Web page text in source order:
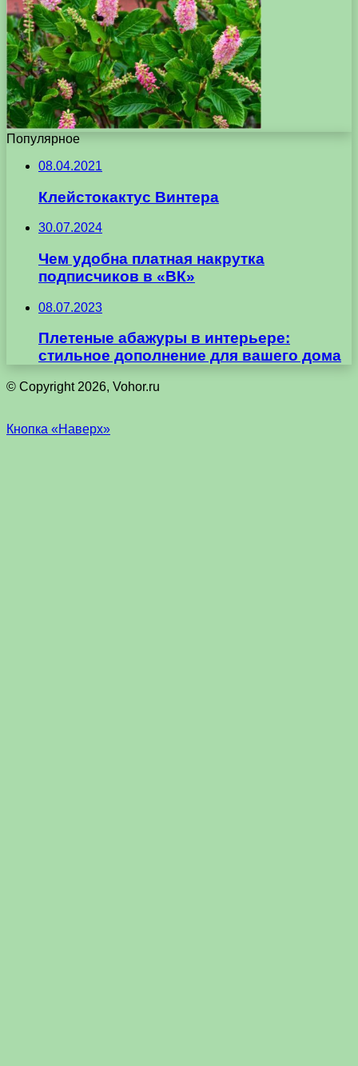
Популярное
08.04.2021
Клейстокактус Винтера
30.07.2024
Чем удобна платная накрутка
подписчиков в «ВК»
08.07.2023
Плетеные абажуры в интерьере:
стильное дополнение для вашего дома
© Copyright 2026, Vohor.ru
Кнопка «Наверх»